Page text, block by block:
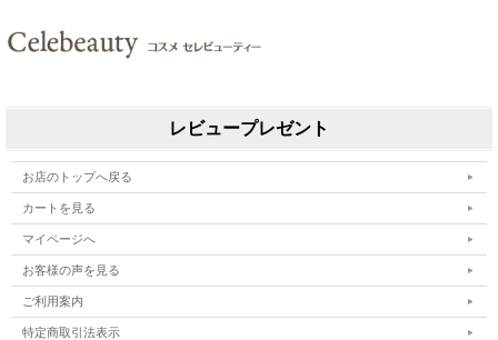
レビュープレゼント
お店のトップへ戻る
カートを見る
マイページへ
お客様の声を見る
ご利用案内
特定商取引法表示